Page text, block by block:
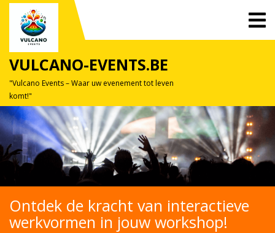
Skip
content
VULCANO-EVENTS.BE
"Vulcano Events – Waar uw evenement tot leven
komt!"
Ontdek de kracht van interactieve
werkvormen in jouw workshop!